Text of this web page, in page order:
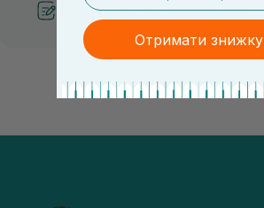
Рекомендації від косметологів
Отримати знижку